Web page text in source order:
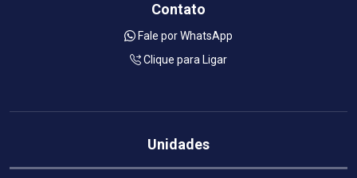
Contato
Fale por WhatsApp
Clique para Ligar
Unidades